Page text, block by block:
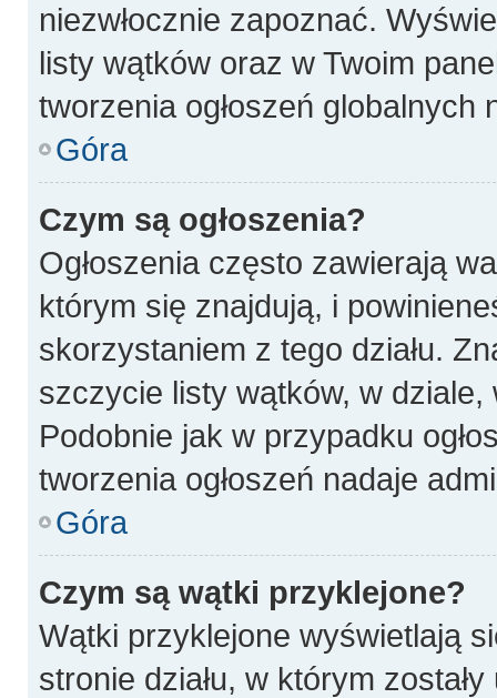
niezwłocznie zapoznać.
listy wątków oraz w Twoim
tworzenia ogłoszeń globalnych
Góra
Czym są ogłoszenia?
Ogłoszenia często zawierają
którym się znajdują, i
skorzystaniem z tego działu.
szczycie listy wątków, w
Podobnie jak w przypadku
tworzenia ogłoszeń nadaje
Góra
Czym są wątki przyklejone?
Wątki przyklejone wyświetlają
stronie działu, w którym